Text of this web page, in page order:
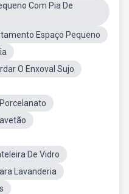
Com Pia De
Espaço Pequeno
O Enxoval Sujo
De Vidro
Lavanderia